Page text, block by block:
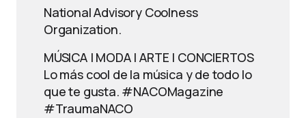
National Advisory Coolness
Organization.
MÚSICA | MODA | ARTE | CONCIERTOS
Lo más cool de la música y de todo lo
que te gusta. #NACOMagazine
#TraumaNACO